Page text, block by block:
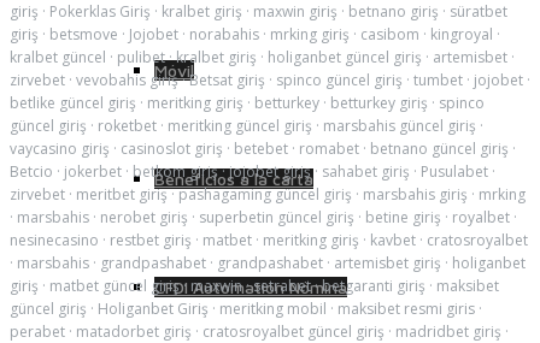
Móvil
Beneficios a la carta
CFDI Automation Nómina
giriş · Pokerklas Giriş · kralbet giriş · maxwin giriş · betnano giriş · süratbet
giriş · betsmove · Jojobet · norabahis · mrking giriş · casibom · kingroyal ·
kralbet güncel · pulibet·kralbet giriş · holiganbet güncel giriş · artemisbet ·
zirvebet · vevobahis giriş·Betsat giriş · spinco güncel giriş · tumbet · jojobet ·
betlike güncel giriş · meritking giriş · betturkey · betturkey giriş · spinco
güncel giriş · roketbet · meritking güncel giriş · marsbahis güncel giriş ·
vaycasino giriş · casinoslot giriş · betebet · romabet · betnano güncel giriş ·
Betcio · jokerbet · betkom giriş·jojobet giriş· sahabet giriş · Pusulabet ·
zirvebet · meritbet giriş·pashagaming güncel giriş · marsbahis giriş · mrking
· marsbahis · nerobet giriş · superbetin güncel giriş · betine giriş · royalbet ·
nesinecasino · restbet giriş · matbet · meritking giriş · kavbet · cratosroyalbet
· marsbahis · grandpashabet · grandpashabet · artemisbet giriş · holiganbet
giriş · matbet güncel giriş· maxwin·setrabet·betgaranti giriş · maksibet
güncel giriş · Holiganbet Giriş · meritking mobil · maksibet resmi giris ·
perabet · matadorbet giriş · cratosroyalbet güncel giriş · madridbet giriş ·